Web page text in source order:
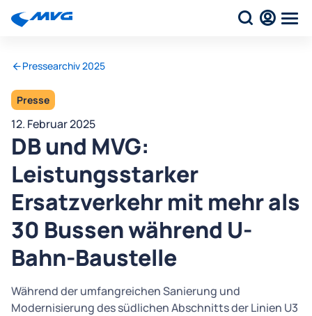
Pressearchiv 2025
Presse
12. Februar 2025
DB und MVG:
Leistungsstarker
Ersatzverkehr mit mehr als
30 Bussen während U-
Bahn-Baustelle
Während der umfangreichen Sanierung und
Modernisierung des südlichen Abschnitts der Linien U3